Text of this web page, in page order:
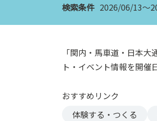
へ
検索条件 2026/06/13～
「関内・馬車道・日本
ト・イベント情報を開催
おすすめリンク
体験する・つくる